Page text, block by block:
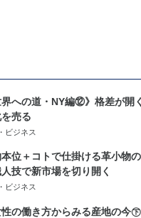
界への道・NY編⑫》格差が開
売る
ビジネス
本位＋コトで仕掛ける革小物
技で新市場を切り開く
ビジネス
性の働き方からみる産地の今